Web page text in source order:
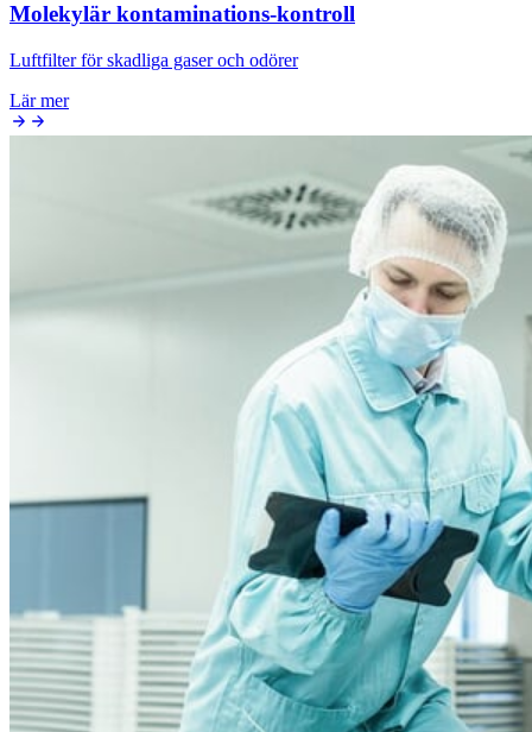
Molekylär kontaminations-kontroll
Luftfilter för skadliga gaser och odörer
Lär mer